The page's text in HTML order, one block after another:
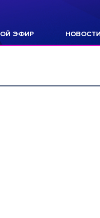
ЭФИР НОВОСТИ